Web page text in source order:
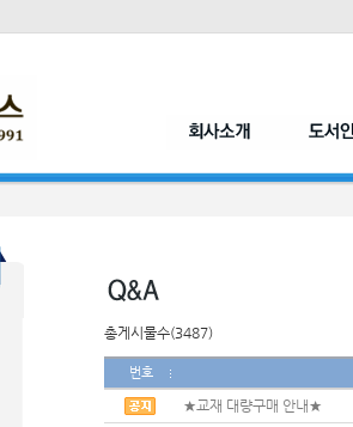
총게시물수(3487)
번호
★교재 대량구매 안내★